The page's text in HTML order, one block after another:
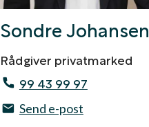
Sondre Johansen
Rådgiver privatmarked
99 43 99 97
Send e-post